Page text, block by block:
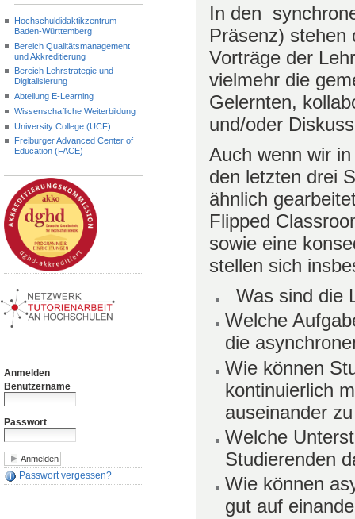
Hochschuldidaktikzentrum
Baden-Württemberg
Bereich Qualitätsmanagement
und Akkreditierung
Bereich Lehrstrategie und
Digitalisierung
Abteilung E-Learning
Wissenschafliche Weiterbildung
University College (UCF)
Freiburger Advanced Center of
Education (FACE)
Anmelden
Benutzername
Passwort
Passwort vergessen?
In den
Präsenz) stehen
Vorträge der
vielmehr die
Gelernten,
und/oder
Auch wenn wir
den letzten drei
ähnlich
Flipped
sowie eine
stellen sich
Was sind die
Welche
die
Wie können
kontinuierlich
auseinander
Welche
Studierenden
Wie können
gut auf